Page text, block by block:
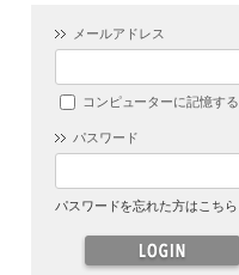
メールアドレス
コンピューターに記憶する
パスワード
パスワードを忘れた方はこちら